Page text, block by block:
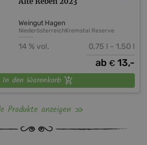
Weingut Hagen
NiederösterreichKremstal Reserve
14 % vol. 0,75 l - 1,50 l
ab € 13,-
In den Warenkorb
Produkte anzeigen